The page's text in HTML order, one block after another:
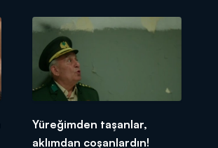
Yüreğimden taşanlar,
aklımdan coşanlardın!